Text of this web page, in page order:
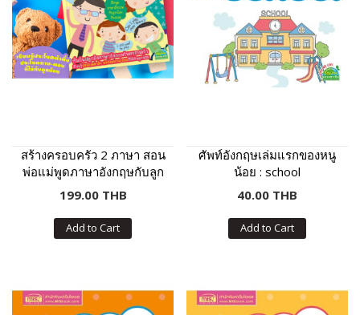
สร้างครอบครัว 2 ภาษา สอน
พ่อแม่พูดภาษาอังกฤษกับลูก
ฉบับปรับปรุง
199.00 THB
Add to Cart
ศัพท์อังกฤษเล่มแรกของหนู
น้อย : school
40.00 THB
Add to Cart